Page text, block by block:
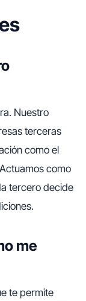
Nuestro
terceras
como el
como
tercero decide
me
te permite